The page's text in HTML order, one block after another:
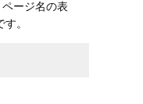
ージ名の表
。